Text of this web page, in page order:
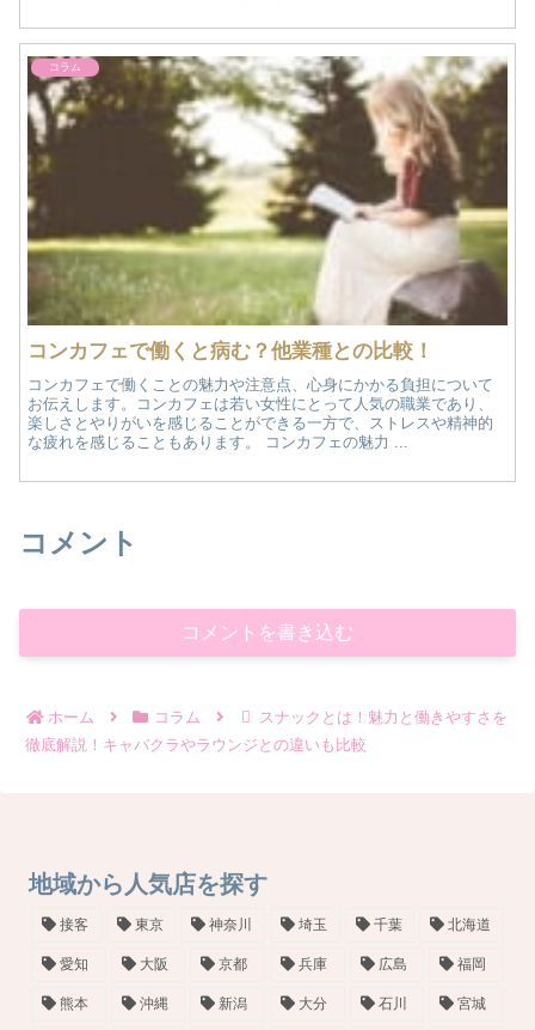
コラム
コンカフェで働くと病む？他業種との比較！
コンカフェで働くことの魅力や注意点、心身にかかる負担について
お伝えします。コンカフェは若い女性にとって人気の職業であり、
楽しさとやりがいを感じることができる一方で、ストレスや精神的
な疲れを感じることもあります。 コンカフェの魅力 ...
コメント
コメントを書き込む
ホーム コラム
スナックとは！魅力と働きやすさを
徹底解説！キャバクラやラウンジとの違いも比較
地域から人気店を探す
接客 東京 神奈川 埼玉 千葉 北海道
愛知 大阪 京都 兵庫 広島 福岡
熊本 沖縄 新潟 大分 石川 宮城